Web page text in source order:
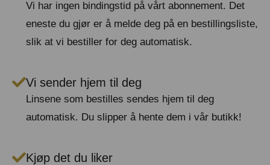
Vi har ingen bindingstid på vårt abonnement. Det
eneste du gjør er å melde deg på en bestillingsliste,
slik at vi bestiller for deg automatisk.
Vi sender hjem til deg
Linsene som bestilles sendes hjem til deg
automatisk. Du slipper å hente dem i vår butikk!
Kjøp det du liker